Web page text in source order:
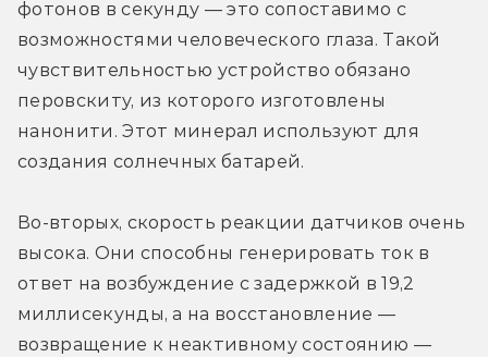
фотонов в секунду — это сопоставимо с
возможностями человеческого глаза. Такой
чувствительностью устройство обязано
перовскиту, из которого изготовлены
нанонити. Этот минерал используют для
создания солнечных батарей.
Во-вторых, скорость реакции датчиков очень
высока. Они способны генерировать ток в
ответ на возбуждение с задержкой в 19,2
миллисекунды, а на восстановление —
возвращение к неактивному состоянию —